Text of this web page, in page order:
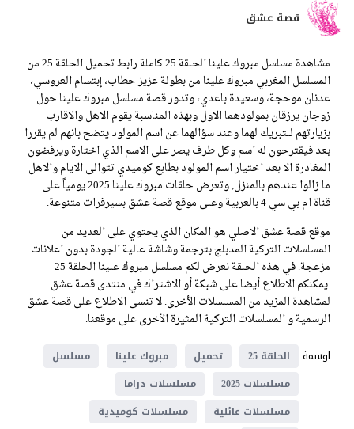
قصة عشق
مشاهدة مسلسل مبروك علينا الحلقة 25 كاملة رابط تحميل الحلقة 25 من
المسلسل المغربي مبروك علينا من بطولة عزيز حطاب، إبتسام العروسي،
عدنان موحجة، وسعيدة باعدي، وتدور قصة مسلسل مبروك علينا حول
زوجان يرزقان بمولودهما الاول وبهذه المناسبة يقوم الاهل والاقارب
بزيارتهم للتبريك لهما وعند سؤالهما عن اسم المولود يتضح بانهم لم يقررا
بعد فيقترحون له اسم وكل طرف يصر على الاسم الذي اختارة ويرفضون
المغادرة الا بعد اختيار اسم المولود بطابع كوميدي تتوالى الايام والاهل
ما زالوا عندهم بالمنزل, وتعرض حلقات مبروك علينا 2025 يومياً على
قناة ام بي سي 4 بالعربية وعلى موقع قصة عشق بسيرفرات متنوعة.
موقع قصة عشق الاصلي هو المكان الذي يحتوي على العديد من
المسلسلات التركية المدبلج بترجمة وشاشة عالية الجودة بدون اعلانات
مزعجة. في هذه الحلقة نعرض لكم مسلسل مبروك علينا الحلقة 25
.يمكنكم الاطلاع أيضا على شبكة أو الاشتراك في منتدى قصة عشق
لمشاهدة المزيد من المسلسلات الأخرى. لا تنسى الاطلاع على قصة عشق
الرسمية و المسلسلات التركية المثيرة الأخرى على موقعنا.
اوسمة
الحلقة 25 تحميل مبروك علينا
مسلسل
مسلسلات 2025
مسلسلات دراما
مسلسلات عائلية
مسلسلات كوميدية